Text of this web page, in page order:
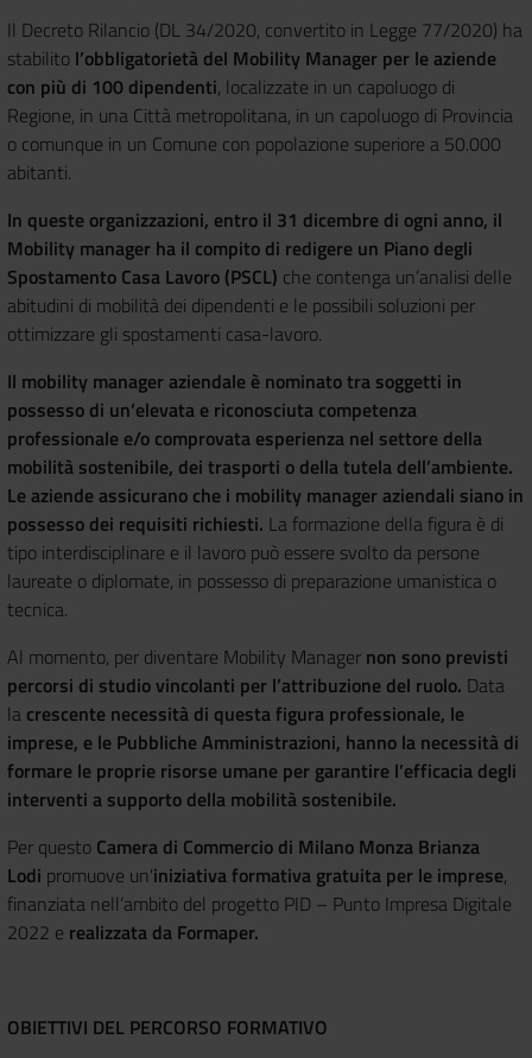
Il Decreto Rilancio (DL 34/2020, convertito in Legge 77/2020) ha
stabilito l’obbligatorietà del Mobility Manager per le aziende
con più di 100 dipendenti, localizzate in un capoluogo di
Regione, in una Città metropolitana, in un capoluogo di Provincia
o comunque in un Comune con popolazione superiore a 50.000
abitanti.
In queste organizzazioni, entro il 31 dicembre di ogni anno, il
Mobility manager ha il compito di redigere un Piano degli
Spostamento Casa Lavoro (PSCL) che contenga un’analisi delle
abitudini di mobilità dei dipendenti e le possibili soluzioni per
ottimizzare gli spostamenti casa-lavoro.
Il mobility manager aziendale è nominato tra soggetti in
possesso di un’elevata e riconosciuta competenza
professionale e/o comprovata esperienza nel settore della
mobilità sostenibile, dei trasporti o della tutela dell’ambiente.
Le aziende assicurano che i mobility manager aziendali siano in
possesso dei requisiti richiesti. La formazione della figura è di
tipo interdisciplinare e il lavoro può essere svolto da persone
laureate o diplomate, in possesso di preparazione umanistica o
tecnica.
Al momento, per diventare Mobility Manager non sono previsti
percorsi di studio vincolanti per l’attribuzione del ruolo. Data
la crescente necessità di questa figura professionale, le
imprese, e le Pubbliche Amministrazioni, hanno la necessità di
formare le proprie risorse umane per garantire l’efficacia degli
interventi a supporto della mobilità sostenibile.
Per questo Camera di Commercio di Milano Monza Brianza
Lodi promuove un'iniziativa formativa gratuita per le imprese,
finanziata nell’ambito del progetto PID – Punto Impresa Digitale
2022 e realizzata da Formaper.
OBIETTIVI DEL PERCORSO FORMATIVO